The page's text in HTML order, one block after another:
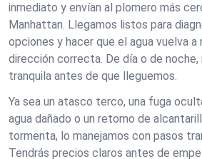
inmediato y envían al plomero más
Manhattan. Llegamos listos para
opciones y hacer que el agua vuelva a
dirección correcta. De día o de
tranquila antes de que lleguemos.
Ya sea un atasco terco, una fuga
agua dañado o un retorno de
tormenta, lo manejamos con pasos
Tendrás precios claros antes de